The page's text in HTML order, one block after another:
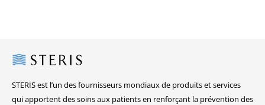
Steris
STERIS est l’un des fournisseurs mondiaux de produits et services
qui apportent des soins aux patients en renforçant la prévention des